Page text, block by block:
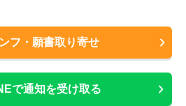
フ・願書取り寄せ
で通知を受け取る